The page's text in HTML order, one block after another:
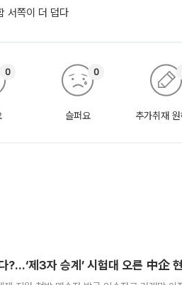
서쪽이 더 덥다
0
슬퍼요
0
추가취재
?…‘제3자 승계’ 시험대 오른 中企